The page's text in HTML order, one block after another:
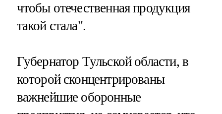
чтобы отечественная продукция
такой стала".
Губернатор Тульской области, в
которой сконцентрированы
важнейшие оборонные